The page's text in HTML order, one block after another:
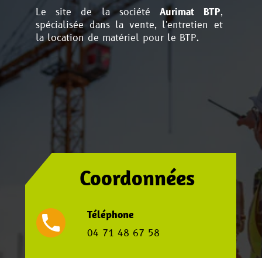
Téléphone
04 71 48 67 58
local_phone
Coordonnées
Le site de la société Aurimat BTP,
spécialisée dans la vente, l'entretien et
la location de matériel pour le BTP.